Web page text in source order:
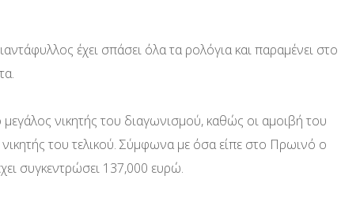
έχει σπάσει όλα τα ρολόγια και παραμένει στο
νικητής του διαγωνισμού, καθώς οι αμοιβή του
του τελικού. Σύμφωνα με όσα είπε στο Πρωινό ο
συγκεντρώσει 137,000 ευρώ.